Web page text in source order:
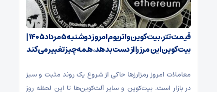
قیمت تتر، بیت‌کوین و اتریوم امروز دوشنبه ۵ مرداد ۱۴۰۵ |
بیت‌کوین این مرز را از دست بدهد، همه‌چیز تغییر می‌کند
معاملات امروز رمزارز‌ها حاکی از شروع یک روند مثبت و سبز
در بازار است. بیت‌کوین و سایر آلت‌کوین‌ها تا این لحظه روز